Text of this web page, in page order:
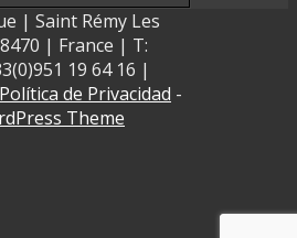
| Saint Rémy Les
| France | T:
19 64 16 |
Política de Privacidad -
Theme